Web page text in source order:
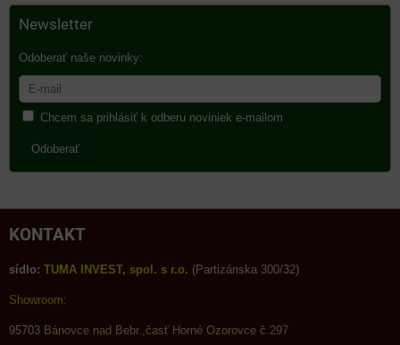
Newsletter
Odoberať naše novinky:
Chcem sa prihlásiť k odberu noviniek e-mailom
Odoberať
KONTAKT
sídlo: TUMA INVEST, spol. s r.o. (Partizánska 300/32)
Showroom:
95703 Bánovce nad Bebr.,časť Horné Ozorovce č.297